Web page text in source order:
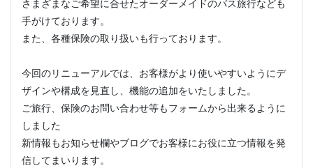
さまざまなご希望に合せたオーダーメイドのバス旅行なども
手がけております。
また、各種保険の取り扱いも行っております。
今回のリニューアルでは、お客様がより使いやすいようにデ
ザインや構成を見直し、機能の追加をいたしました。
ご旅行、保険のお問い合わせ等もフォームから出来るように
しました
新情報もお知らせ欄やブログでお客様にお役に立つ情報を発
信してまいります。